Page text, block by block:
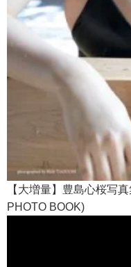
【大増量】豊島心桜写
PHOTO BOOK)